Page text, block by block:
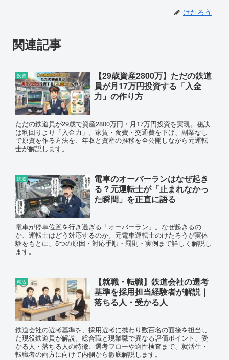
けたろう
関連記事
投資
【29歳資産2800万】ただの鉄道
員が月17万円投資する「入金
力」の作り方
ただの鉄道員が29歳で資産2800万円・月17万円投資を実現。秘訣
は利回りより「入金力」。家賃・食費・交通費を下げ、副業なし
で原資を作る方法を、年収と資産の推移を全公開しながら元運転
士が解説します。
鉄道
電車のオーバーランはなぜ起き
る？元運転士が「止まれなかっ
た瞬間」を正直に語る
電車が停車位置を行き過ぎる「オーバーラン」。なぜ起きるの
か、運転士はどう対応するのか。元電車運転士のけたろうが実体
験をもとに、5つの原因・対応手順・罰則・実例まで詳しく解説し
ます。
就活
【就職・転職】鉄道会社の選考
基準を採用担当経験者が解説｜
落ちる人・受かる人
鉄道会社の選考基準を、採用選考に携わり数百名の面接を担当し
た現役鉄道員が解説。総合職と現業職で異なる評価ポイント、受
かる人・落ちる人の特徴、選考フローや適性検査まで、就活生・
転職者の両方に向けて内側から徹底解説します。